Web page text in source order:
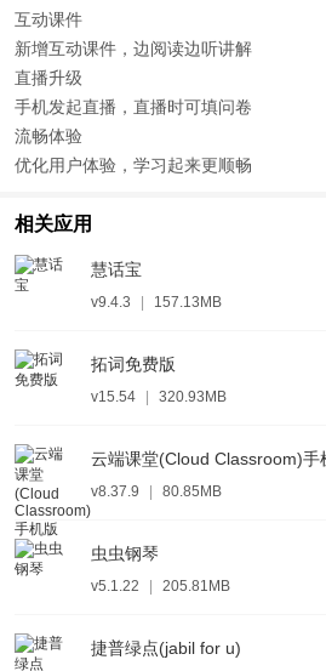
互动课件
新增互动课件，边阅读边听讲解
直播升级
手机发起直播，直播时可填问卷
流畅体验
优化用户体验，学习起来更顺畅
相关应用
慧话宝
v9.4.3 157.13MB
拓词免费版
v15.54 320.93MB
云端课堂(Cloud Classroom)手
v8.37.9 80.85MB
虫虫钢琴
v5.1.22 205.81MB
捷普绿点(jabil for u)